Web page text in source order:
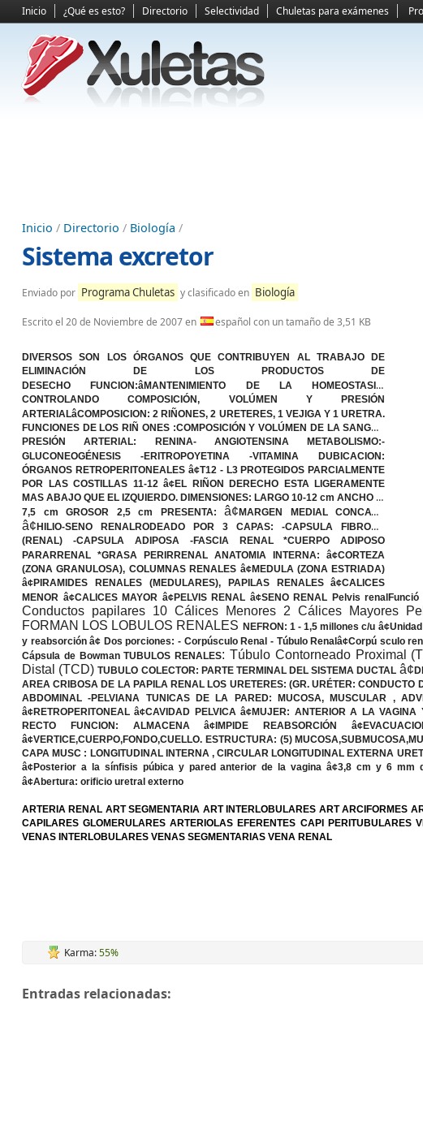
Inicio ¿Qué es esto? Directorio Selectividad Chuletas para exámenes
Inicio / Directorio / Biología /
Sistema excretor
Enviado por Programa Chuletas y clasificado en Biología
Escrito el 20 de Noviembre de 2007en español con un tamaño de 3,51 KB
DIVERSOS SON LOS ÓRGANOS QUE CONTRIBUYEN AL TRABAJO DE
ELIMINACIÓN DE LOS PRODUCTOS DE
DESECHO
FUNCION :âMANTENIMIENTO DE LA HOMEOSTASIS,
CONTROLANDO COMPOSICIÓN, VOLÚMEN Y PRESIÓN
ARTERIALâCOMPOSICION : 2 RIÑONES, 2 URETERES, 1 VEJIGA Y 1 URETRA.
FUNCIONES DE LOS RIÑ ONES:COMPOSICIÓN Y VOLÚMEN DE LA SANGRE
PRESIÓN ARTERIAL: RENINA- ANGIOTENSINA METABOLISMO:-
GLUCONEOGÉNESIS -ERITROPOYETINA -VITAMINA DUBICACION :
ÓRGANOS RETROPERITONEALES â¢T12 - L3 PROTEGIDOS PARCIALMENTE
POR LAS COSTILLAS 11-12 â¢EL RIÑON DERECHO ESTA LIGERAMENTE
MAS ABAJO QUE EL IZQUIERDO. DIMENSIONES: LARGO 10-12 cm ANCHO 5-
7,5 cm GROSOR 2,5 cm
PRESENTA:â¢MARGEN MEDIAL CONCAVO
â¢ HILIO-SENO RENALRODEADO POR 3 CAPAS: -CAPSULA FIBROSA
(RENAL) -CAPSULA ADIPOSA -FASCIA RENAL *CUERPO ADIPOSO
PARARRENAL *GRASA PERIRRENALANATOMIA INTERNA: â¢CORTEZA
(ZONA GRANULOSA), COLUMNAS RENALES â¢MEDULA (ZONA ESTRIADA)
â¢PIRAMIDES RENALES (MEDULARES), PAPILAS RENALES â¢CALICES
MENOR â¢CALICES MAYOR â¢PELVIS RENAL â¢SENO RENAL Pelvis renal Funció
Conductos papilares 10 Cálices Menores 2 Cálices Mayores
FORMAN LOS LOBULOS RENALES NEFRON: 1 - 1,5 millones c/u
y reabsorción â¢ Dos porciones: - Corpúsculo Renal - Túbulo Renalâ¢Corpú sculo
Cápsula de BowmanTUBULOS RENALES: Túbulo Contorneado Proximal
Distal (TCD)TUBULO COLECTOR: PARTE TERMINAL DEL SISTEMA DUCTAL â¢
AREA CRIBOSA DE LA PAPILA RENAL LOS URETERES: (GR. URÉTER: CONDUCTO
ABDOMINAL -PELVIANA TUNICAS DE LA PARED: MUCOSA, MUSCULAR ,
â¢RETROPERITONEAL â¢CAVIDAD PELVICA â¢MUJER: ANTERIOR A LA
RECTO
FUNCION : ALMACENAâ¢IMPIDE REABSORCIÓN
â¢VERTICE,CUERPO,FONDO,CUELLO. ESTRUCTURA: (5)
CAPA MUSC : LONGITUDINAL INTERNA , CIRCULAR LONGITUDINAL EXTERNA
â¢Posterior a la sínfisis púbica y pared anterior de la vagina â¢3,8 cm y 6 mm
â¢Abertura: orificio uretral externo
ARTERIA RENAL ART SEGMENTARIA ART INTERLOBULARES ART ARCIFORMES
CAPILARES GLOMERULARES ARTERIOLAS EFERENTES CAPI PERITUBULARES
VENAS INTERLOBULARES VENAS SEGMENTARIAS VENA RENAL
Karma:55%
Entradas relacionadas: